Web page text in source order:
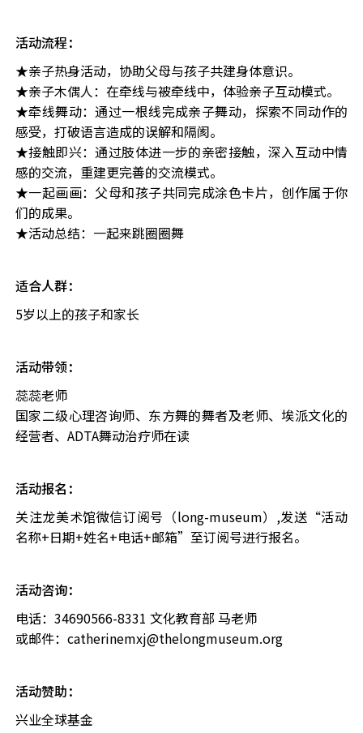
活动流程：
★亲子热身活动，协助父母与孩子共建身体意识。
★亲子木偶人：在牵线与被牵线中，体验亲子互动模式。
★牵线舞动：通过一根线完成亲子舞动，探索不同动作的
感受，打破语言造成的误解和隔阂。
★接触即兴：通过肢体进一步的亲密接触，深入互动中情
感的交流，重建更完善的交流模式。
★一起画画：父母和孩子共同完成涂色卡片，创作属于你
们的成果。
★活动总结：一起来跳圈圈舞
适合人群：
5岁以上的孩子和家长
活动带领：
蕊蕊老师
国家二级心理咨询师、东方舞的舞者及老师、埃派文化的
经营者、ADTA舞动治疗师在读
活动报名：
关注龙美术馆微信订阅号（long-museum）,发送“活动
名称+日期+姓名+电话+邮箱”至订阅号进行报名。
活动咨询：
电话：34690566-8331 文化教育部 马老师
或邮件：catherinemxj@thelongmuseum.org
活动赞助：
兴业全球基金